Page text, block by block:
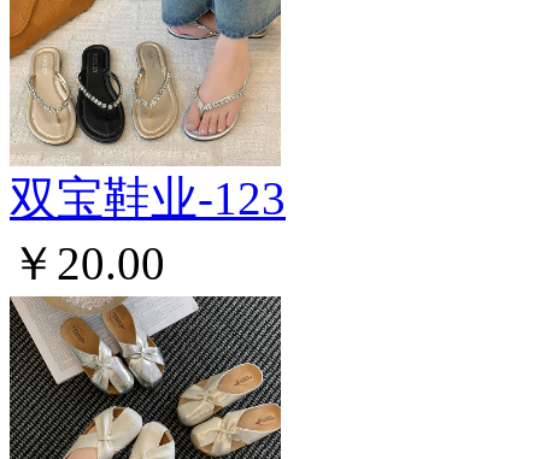
双宝鞋业-123
￥20.00